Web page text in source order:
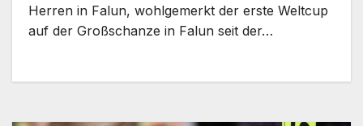
Herren in Falun, wohlgemerkt der erste Weltcup
auf der Großschanze in Falun seit der…